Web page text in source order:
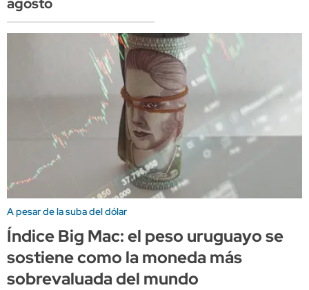
agosto
A pesar de la suba del dólar
Índice Big Mac: el peso uruguayo se
sostiene como la moneda más
sobrevaluada del mundo